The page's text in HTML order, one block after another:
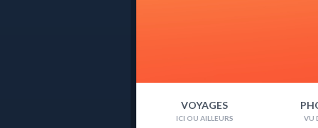
VOYAGES